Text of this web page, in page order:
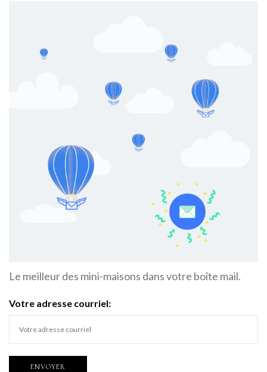
Le meilleur des mini-maisons dans votre boîte mail.
Votre adresse courriel: